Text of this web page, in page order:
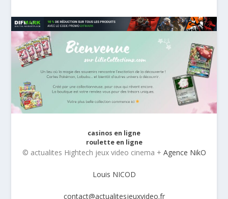
casinos en ligne
roulette en ligne
© actualites Hightech jeux video cinema + Agence NikO
Louis NICOD
contact@actualitesjeuxvideo.fr